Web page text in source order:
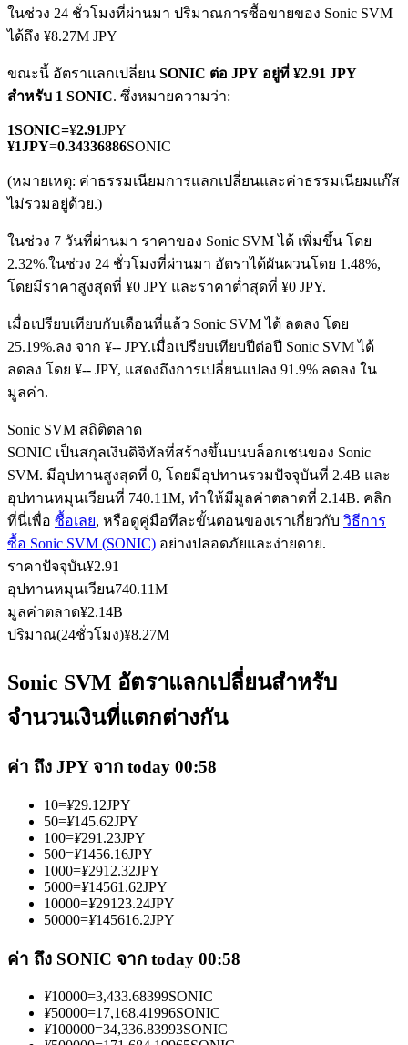
TradFi
อนุพันธ์ของหุ้น ฟอเร็กซ์ โลหะมีค่า และสินค้าโภคภัณฑ์
ฟิวเจอร์ส USDC
คัดลอกการซื้อขาย
เข้าร่วมกับเทรดเดอร์ชั้นนำ
เป็นเทรดเดอร์คัดลอก
เพลิดเพลินกับการแบ่งปันผลกำไรและค่าคอมมิชชั่นการคัด
การวิเคราะห์ข้อมูลขนาดใหญ่ รวมถึงข้อมูลการค้า ฯลฯ
ในช่วง 24 ชั่วโมงที่ผ่านมา ปริมาณการซื้อขายของ Sonic SVM
ได้ถึง ¥8.27M JPY
ขณะนี้ อัตราแลกเปลี่ยน SONIC ต่อ JPY อยู่ที่ ¥2.91 JPY
สำหรับ 1 SONIC. ซึ่งหมายความว่า:
1SONIC=¥2.91JPY
¥1JPY=0.34336886SONIC
(หมายเหตุ: ค่าธรรมเนียมการแลกเปลี่ยนและค่าธรรมเนียมแก๊ส
ไม่รวมอยู่ด้วย.)
ในช่วง 7 วันที่ผ่านมา ราคาของ Sonic SVM ได้ เพิ่มขึ้น โดย
2.32%.ในช่วง 24 ชั่วโมงที่ผ่านมา อัตราได้ผันผวนโดย 1.48%,
โดยมีราคาสูงสุดที่ ¥0 JPY และราคาต่ำสุดที่ ¥0 JPY.
เมื่อเปรียบเทียบกับเดือนที่แล้ว Sonic SVM ได้ ลดลง โดย
25.19%.ลง จาก ¥-- JPY.เมื่อเปรียบเทียบปีต่อปี Sonic SVM ได้
ลดลง โดย ¥-- JPY, แสดงถึงการเปลี่ยนแปลง 91.9% ลดลง ใน
มูลค่า.
Sonic SVM สถิติตลาด
SONIC เป็นสกุลเงินดิจิทัลที่สร้างขึ้นบนบล็อกเชนของ Sonic
SVM. มีอุปทานสูงสุดที่ 0, โดยมีอุปทานรวมปัจจุบันที่ 2.4B และ
อุปทานหมุนเวียนที่ 740.11M, ทำให้มีมูลค่าตลาดที่ 2.14B. คลิก
ที่นี่เพื่อ ซื้อเลย, หรือดูคู่มือทีละขั้นตอนของเราเกี่ยวกับ วิธีการ
ซื้อ Sonic SVM (SONIC) อย่างปลอดภัยและง่ายดาย.
ราคาปัจจุบัน¥2.91
อุปทานหมุนเวียน740.11M
มูลค่าตลาด¥2.14B
ปริมาณ(24ชั่วโมง)¥8.27M
Sonic SVM อัตราแลกเปลี่ยนสำหรับ
จำนวนเงินที่แตกต่างกัน
ค่า ถึง JPY จาก today 00:58
10=¥29.12JPY
50=¥145.62JPY
100=¥291.23JPY
500=¥1456.16JPY
1000=¥2912.32JPY
5000=¥14561.62JPY
10000=¥29123.24JPY
50000=¥145616.2JPY
ค่า ถึง SONIC จาก today 00:58
¥10000=3,433.68399SONIC
¥50000=17,168.41996SONIC
¥100000=34,336.83993SONIC